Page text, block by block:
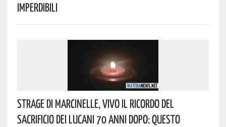
Imperdibili
Strage Di Marcinelle, Vivo Il Ricordo Del
Sacrificio Dei Lucani 70 Anni Dopo: Questo